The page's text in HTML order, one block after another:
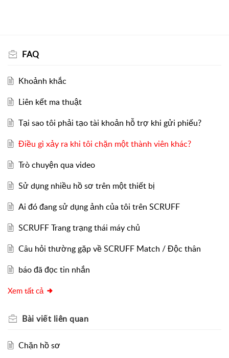
FAQ
Khoảnh khắc
Liên kết ma thuật
Tại sao tôi phải tạo tài khoản hỗ trợ khi gửi phiếu?
Điều gì xảy ra khi tôi chặn một thành viên khác?
Trò chuyện qua video
Sử dụng nhiều hồ sơ trên một thiết bị
Ai đó đang sử dụng ảnh của tôi trên SCRUFF
SCRUFF Trang trạng thái máy chủ
Câu hỏi thường gặp về SCRUFF Match / Độc thân
báo đã đọc tin nhắn
Xem tất cả
Bài viết liên quan
Chặn hồ sơ